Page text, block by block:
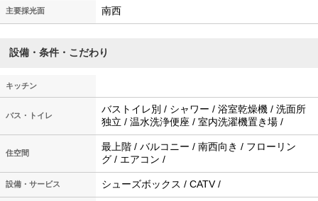
主要採光面 南西
設備・条件・こだわり
キッチン
バス・トイレ
バストイレ別 / シャワー / 浴室乾燥機 / 洗面所
独立 / 温水洗浄便座 / 室内洗濯機置き場 /
住空間
最上階 / バルコニー / 南西向き / フローリン
グ / エアコン /
設備・サービス シューズボックス / CATV /